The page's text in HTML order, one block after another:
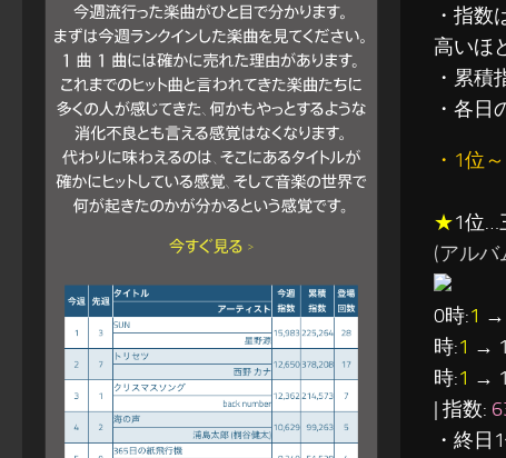
・指数
高いほ
・累積
・各日
・1位
★1位…
(アルバ
0時:1 →
時:1 →
時:1 →
| 指数:
・終